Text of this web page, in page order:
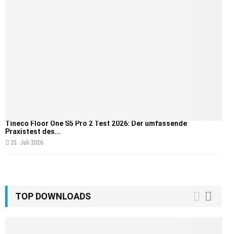
Tineco Floor One S5 Pro 2 Test 2026: Der umfassende
Praxistest des...
25. Juli 2026
TOP DOWNLOADS